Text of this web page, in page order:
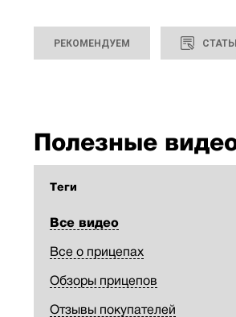
РЕКОМЕНДУЕМ
Полезные
Теги
Все видео
Все о прицепах
Обзоры прицепов
Отзывы покупателей